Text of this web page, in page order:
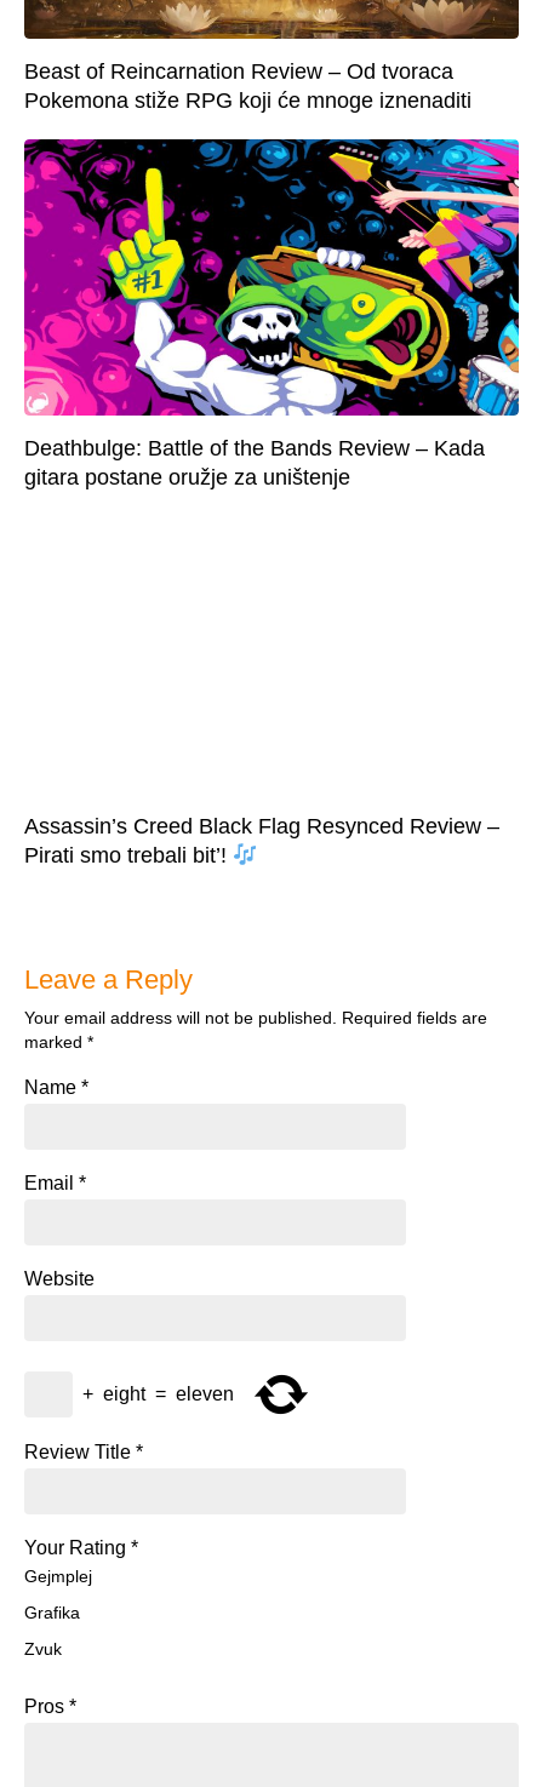
Beast of Reincarnation Review – Od tvoraca
Pokemona stiže RPG koji će mnoge iznenaditi
Deathbulge: Battle of the Bands Review – Kada
gitara postane oružje za uništenje
Assassin’s Creed Black Flag Resynced Review –
Pirati smo trebali bit’!
Leave a Reply
Your email address will not be published.
Required fields are
marked *
Name *
Email *
Website
+ eight = eleven
Review Title *
Your Rating *
Gejmplej
Grafika
Zvuk
Pros *